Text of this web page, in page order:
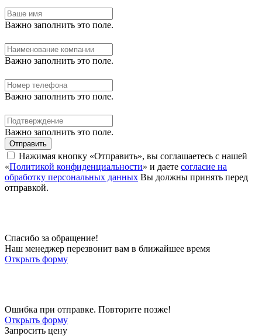
Важно заполнить это поле.
Важно заполнить это поле.
Важно заполнить это поле.
Важно заполнить это поле.
Отправить
Нажимая кнопку «Отправить», вы соглашаетесь с нашей
«Политикой конфиденциальности» и даете согласие на
обработку персональных данных Вы должны принять перед
отправкой.
Спасибо за обращение!
Наш менеджер перезвонит вам в ближайшее время
Открыть форму
Ошибка при отправке. Повторите позже!
Открыть форму
Запросить цену